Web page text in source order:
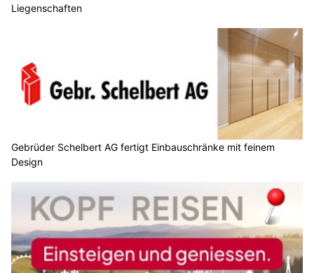
Liegenschaften
Gebrüder Schelbert AG fertigt Einbauschränke mit feinem
Design